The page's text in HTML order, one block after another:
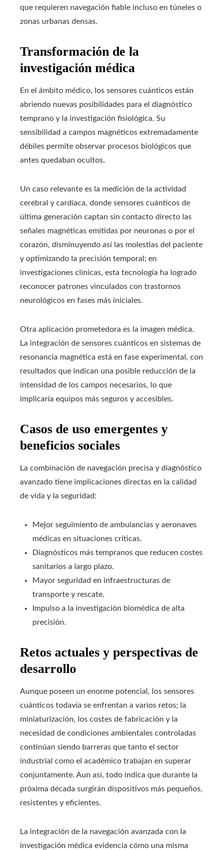
que requieren navegación fiable incluso en túneles o
zonas urbanas densas.
Transformación de la
investigación médica
En el ámbito médico, los sensores cuánticos están
abriendo nuevas posibilidades para el diagnóstico
temprano y la investigación fisiológica. Su
sensibilidad a campos magnéticos extremadamente
débiles permite observar procesos biológicos que
antes quedaban ocultos.
Un caso relevante es la medición de la actividad
cerebral y cardíaca, donde sensores cuánticos de
última generación captan sin contacto directo las
señales magnéticas emitidas por neuronas o por el
corazón, disminuyendo así las molestias del paciente
y optimizando la precisión temporal; en
investigaciones clínicas, esta tecnología ha logrado
reconocer patrones vinculados con trastornos
neurológicos en fases más iniciales.
Otra aplicación prometedora es la imagen médica.
La integración de sensores cuánticos en sistemas de
resonancia magnética está en fase experimental, con
resultados que indican una posible reducción de la
intensidad de los campos necesarios, lo que
implicaría equipos más seguros y accesibles.
Casos de uso emergentes y
beneficios sociales
La combinación de navegación precisa y diagnóstico
avanzado tiene implicaciones directas en la calidad
de vida y la seguridad:
Mejor seguimiento de ambulancias y aeronaves
médicas en situaciones críticas.
Diagnósticos más tempranos que reducen costes
sanitarios a largo plazo.
Mayor seguridad en infraestructuras de
transporte y rescate.
Impulso a la investigación biomédica de alta
precisión.
Retos actuales y perspectivas de
desarrollo
Aunque poseen un enorme potencial, los sensores
cuánticos todavía se enfrentan a varios retos; la
miniaturización, los costes de fabricación y la
necesidad de condiciones ambientales controladas
continúan siendo barreras que tanto el sector
industrial como el académico trabajan en superar
conjuntamente. Aun así, todo indica que durante la
próxima década surgirán dispositivos más pequeños,
resistentes y eficientes.
La integración de la navegación avanzada con la
investigación médica evidencia cómo una misma